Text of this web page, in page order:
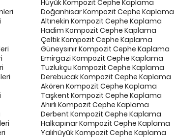
Hüyük Kompozit Cephe Kaplama
Doğanhisar Kompozit Cephe Kaplama
Altınekin Kompozit Cephe Kaplama
Hadim Kompozit Cephe Kaplama
Çeltik Kompozit Cephe Kaplama
Güneysınır Kompozit Cephe Kaplama
Emirgazi Kompozit Cephe Kaplama
Tuzlukçu Kompozit Cephe Kaplama
Derebucak Kompozit Cephe Kaplama
Akören Kompozit Cephe Kaplama
Taşkent Kompozit Cephe Kaplama
Ahırlı Kompozit Cephe Kaplama
Derbent Kompozit Cephe Kaplama
Halkapınar Kompozit Cephe Kaplama
Yalıhüyük Kompozit Cephe Kaplama